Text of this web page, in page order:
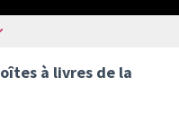
à livres de la